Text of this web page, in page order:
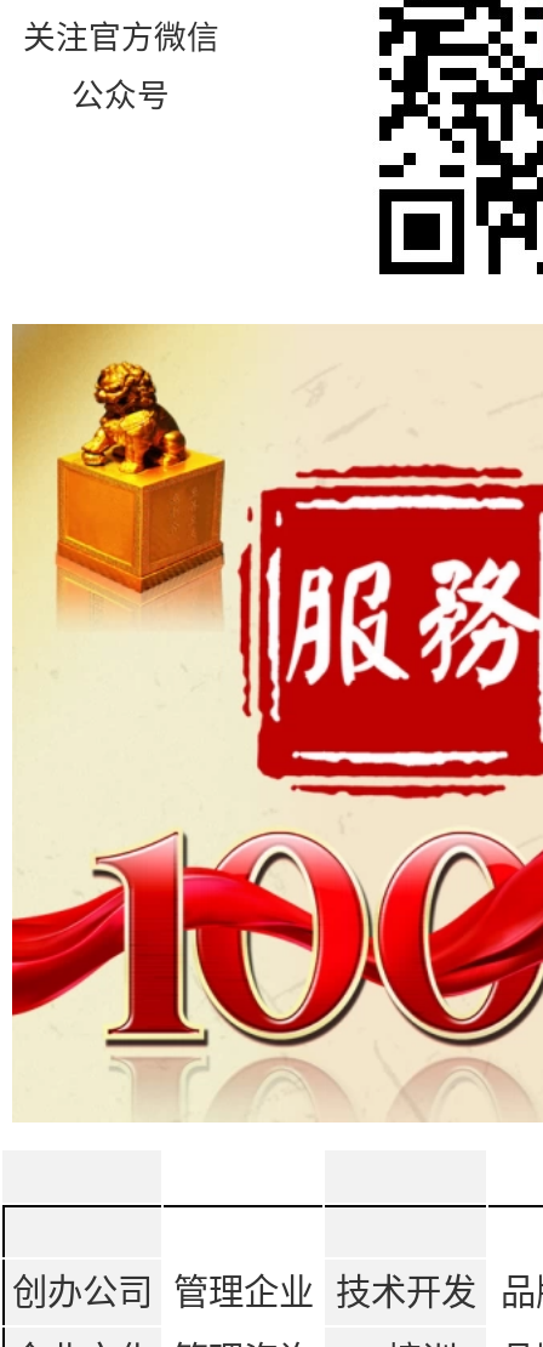
关注官方微信
公众号
创办公司 管理企业 技术开发